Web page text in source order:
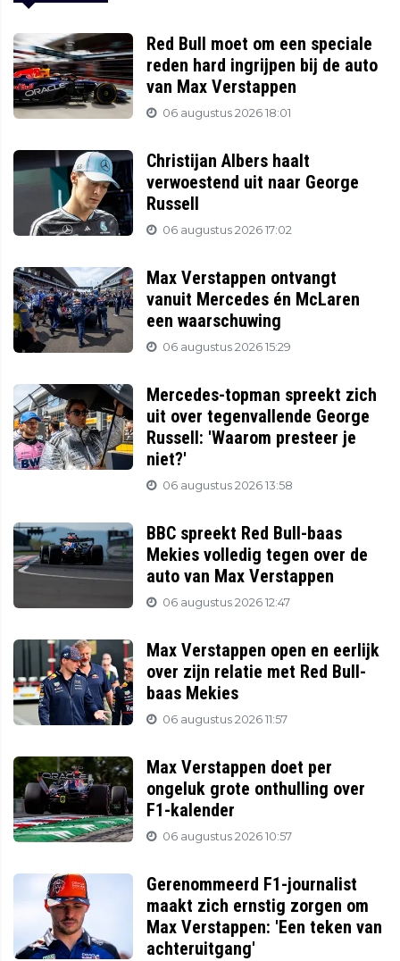
Red Bull moet om een speciale
reden hard ingrijpen bij de auto
van Max Verstappen
06 augustus 2026 18:01
Christijan Albers haalt
verwoestend uit naar George
Russell
06 augustus 2026 17:02
Max Verstappen ontvangt
vanuit Mercedes én McLaren
een waarschuwing
06 augustus 2026 15:29
Mercedes-topman spreekt zich
uit over tegenvallende George
Russell: 'Waarom presteer je
niet?'
06 augustus 2026 13:58
BBC spreekt Red Bull-baas
Mekies volledig tegen over de
auto van Max Verstappen
06 augustus 2026 12:47
Max Verstappen open en eerlijk
over zijn relatie met Red Bull-
baas Mekies
06 augustus 2026 11:57
Max Verstappen doet per
ongeluk grote onthulling over
F1-kalender
06 augustus 2026 10:57
Gerenommeerd F1-journalist
maakt zich ernstig zorgen om
Max Verstappen: 'Een teken van
achteruitgang'